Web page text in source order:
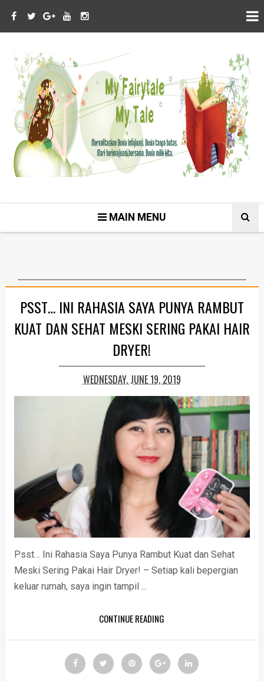
MAIN MENU
PSST… INI RAHASIA SAYA PUNYA RAMBUT
KUAT DAN SEHAT MESKI SERING PAKAI HAIR
DRYER!
WEDNESDAY, JUNE 19, 2019
Psst… Ini Rahasia Saya Punya Rambut Kuat dan Sehat
Meski Sering Pakai Hair Dryer! – Setiap kali bepergian
keluar rumah, saya ingin tampil ...
CONTINUE READING